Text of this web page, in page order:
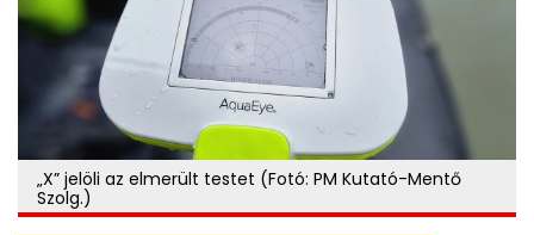
„X” jelöli az elmerült testet (Fotó: PM Kutató-Mentő
Szolg.)